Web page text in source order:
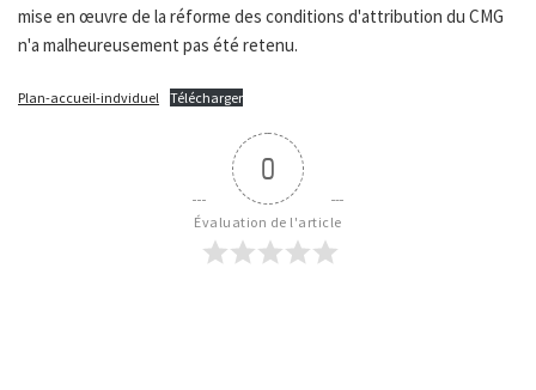
mise en œuvre de la réforme des conditions d'attribution du CMG
n'a malheureusement pas été retenu.
Plan-accueil-indviduel Télécharger
0
Évaluation de l'article